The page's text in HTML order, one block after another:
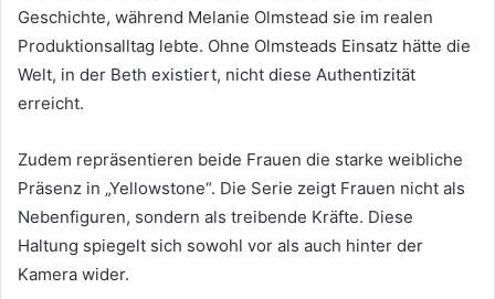
Geschichte, während Melanie Olmstead sie im realen
Produktionsalltag lebte. Ohne Olmsteads Einsatz hätte die
Welt, in der Beth existiert, nicht diese Authentizität
erreicht.
Zudem repräsentieren beide Frauen die starke weibliche
Präsenz in „Yellowstone“. Die Serie zeigt Frauen nicht als
Nebenfiguren, sondern als treibende Kräfte. Diese
Haltung spiegelt sich sowohl vor als auch hinter der
Kamera wider.